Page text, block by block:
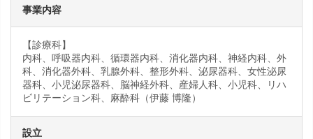
事業内容
【診療科】
内科、呼吸器内科、循環器内科、消化器内科、神経内科、外
科、消化器外科、乳腺外科、整形外科、泌尿器科、女性泌尿
器科、小児泌尿器科、脳神経外科、産婦人科、小児科、リハ
ビリテーション科、麻酔科（伊藤 博隆）
設立